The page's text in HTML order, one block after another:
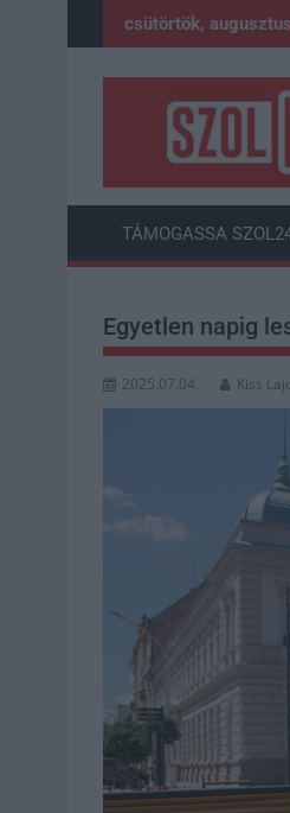
to
csütörtök,
TÁMOGASSA
Egyetlen napig
2025.07.04. Kiss